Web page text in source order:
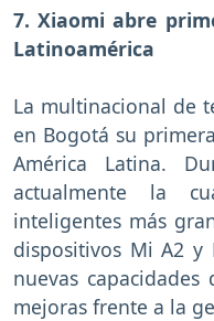
7. Xiaomi abre
Latinoamérica
La multinacional de
en Bogotá su
América Latina.
actualmente la
inteligentes más
dispositivos Mi A2 y
nuevas
mejoras frente a la